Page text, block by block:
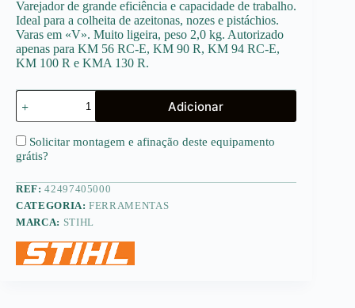
Varejador de grande eficiência e capacidade de trabalho.
Ideal para a colheita de azeitonas, nozes e pistáchios.
Varas em «V». Muito ligeira, peso 2,0 kg. Autorizado
apenas para KM 56 RC-E, KM 90 R, KM 94 RC-E,
KM 100 R e KMA 130 R.
Quantidade
de
SP-
KM,
Varejador
Adicionar
Solicitar montagem e afinação deste equipamento
grátis?
REF:42497405000
CATEGORIA:FERRAMENTAS
MARCA: STIHL